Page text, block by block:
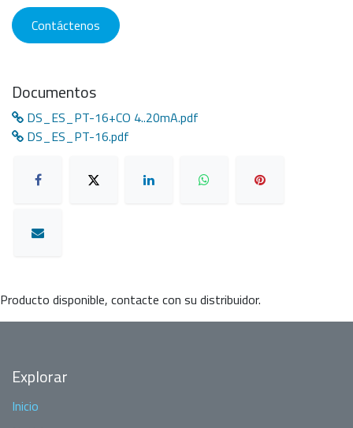
Contáctenos
Documentos
DS_ES_PT-16+CO 4..20mA.pdf
DS_ES_PT-16.pdf
Producto disponible, contacte con su distribuidor.
Explorar
Inicio